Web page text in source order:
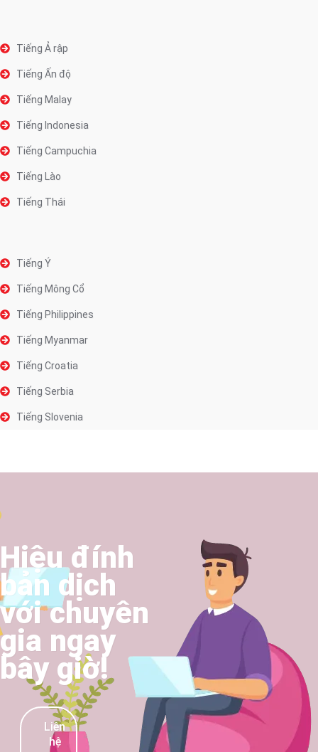
Tiếng Ả rập
Tiếng Ấn độ
Tiếng Malay
Tiếng Indonesia
Tiếng Campuchia
Tiếng Lào
Tiếng Thái
Tiếng Ý
Tiếng Mông Cổ
Tiếng Philippines
Tiếng Myanmar
Tiếng Croatia
Tiếng Serbia
Tiếng Slovenia
Hiệu đính
bản dịch
với chuyên
gia ngay
bây giờ!​
Liên
hệ